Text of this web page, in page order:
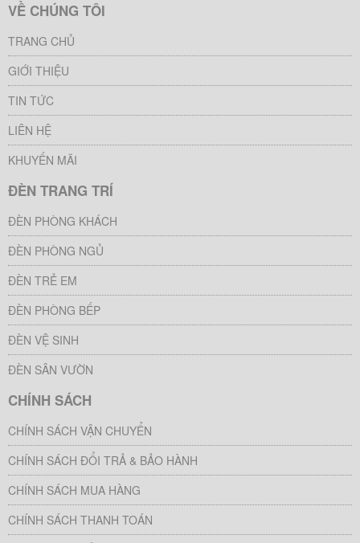
VỀ CHÚNG TÔI
TRANG CHỦ
GIỚI THIỆU
TIN TỨC
LIÊN HỆ
KHUYẾN MÃI
ĐÈN TRANG TRÍ
ĐÈN PHÒNG KHÁCH
ĐÈN PHÒNG NGỦ
ĐÈN TRẺ EM
ĐÈN PHÒNG BẾP
ĐÈN VỆ SINH
ĐÈN SÂN VƯỜN
CHÍNH SÁCH
CHÍNH SÁCH VẬN CHUYỂN
CHÍNH SÁCH ĐỔI TRẢ & BẢO HÀNH
CHÍNH SÁCH MUA HÀNG
CHÍNH SÁCH THANH TOÁN